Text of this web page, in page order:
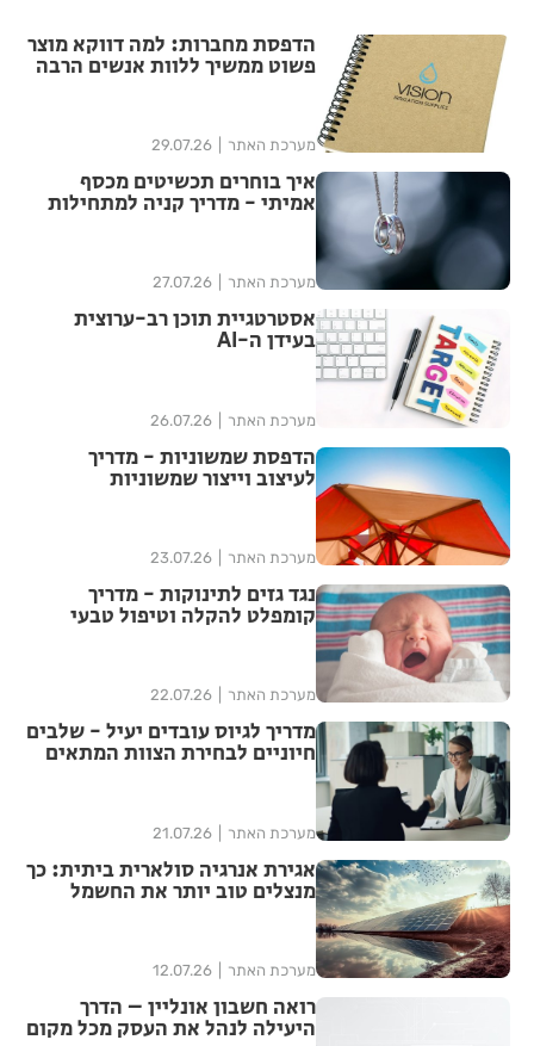
הדפסת מחברות: למה דווקא מוצר
פשוט ממשיך ללוות אנשים הרבה
מערכת האתר 29.07.26
איך בוחרים תכשיטים מכסף
אמיתי - מדריך קניה למתחילות
מערכת האתר 27.07.26
אסטרטגיית תוכן רב-ערוצית
בעידן ה-AI
מערכת האתר 26.07.26
הדפסת שמשוניות - מדריך
לעיצוב וייצור שמשוניות
מערכת האתר 23.07.26
נגד גזים לתינוקות - מדריך
קומפלט להקלה וטיפול טבעי
מערכת האתר 22.07.26
מדריך לגיוס עובדים יעיל - שלבים
חיוניים לבחירת הצוות המתאים
מערכת האתר 21.07.26
אגירת אנרגיה סולארית ביתית: כך
מנצלים טוב יותר את החשמל
מערכת האתר 12.07.26
רואה חשבון אונליין – הדרך
היעילה לנהל את העסק מכל מקום